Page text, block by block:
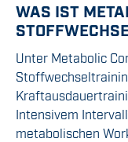
WAS IST
Unter Metabolic
Intensivem
metabolischen